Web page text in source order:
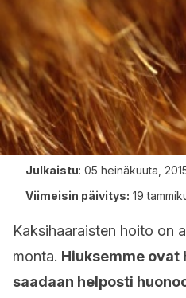
Julkaistu: 05 heinäkuuta,
Viimeisin päivitys: 19
Kaksihaaraisten hoito on
monta. Hiuksemme ovat
saadaan helposti